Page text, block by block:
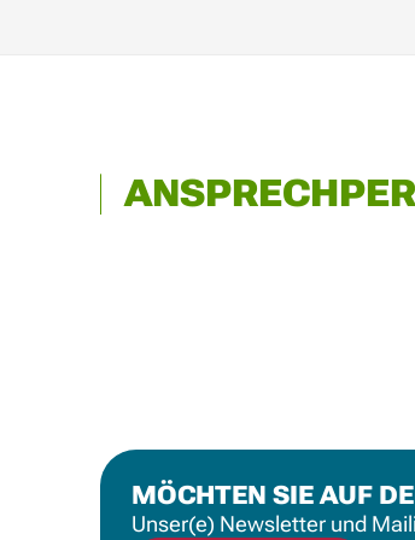
MÖCHTEN SIE AUF
Unser(e) Newsletter und